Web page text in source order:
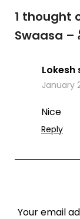
1 thought
Swaasa –
Lokesh
January
Nice
Reply
Your email